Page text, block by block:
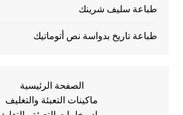
طباعة سليف شرينك
طباعة تاريخ بدواسة نص أتوماتيك
الصفحة الرئيسية
ماكينات التعبئة والتغليف